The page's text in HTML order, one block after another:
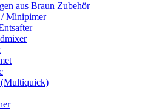
aus Braun Zubehör
Minipimer